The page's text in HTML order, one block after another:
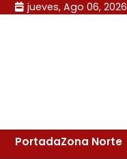
Skip jueves, Ago 06, 2026
PortadaZona Norte